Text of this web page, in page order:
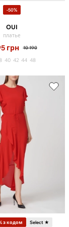
-50%
OUI
платье
грн 10 190
40 42 44 48
з кодом Select ★